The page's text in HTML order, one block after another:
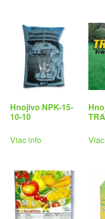
Hnojivo NPK-15-
10-10
Viac info